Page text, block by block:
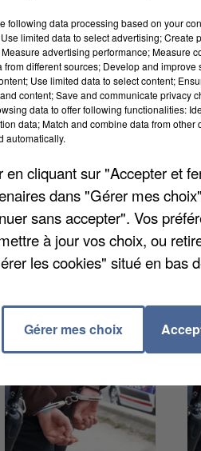
constatent de
le ministère de
il y a eu plus de
semble pourtant
following data processing based on your
limited data to select advertising;
advertising performance; Measure
different sources; Develop and
Use limited data to select content;
content; Save and communicate privacy
data to offer following functionalities:
data; Match and combine data from
automatically.
en cliquant sur "Accepter et
dans "Gérer mes
sans accepter". Vos
à jour vos choix, ou
les cookies" situé en bas
Gérer mes choix